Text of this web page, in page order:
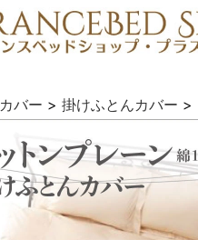
カバー > 掛けふとんカバー >